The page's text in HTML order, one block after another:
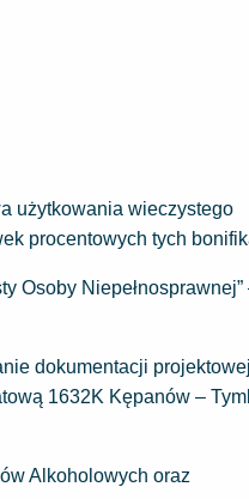
użytkowania wieczystego
procentowych tych
Osoby Niepełnosprawnej”
dokumentacji projektowej
1632K Kępanów –
Alkoholowych oraz